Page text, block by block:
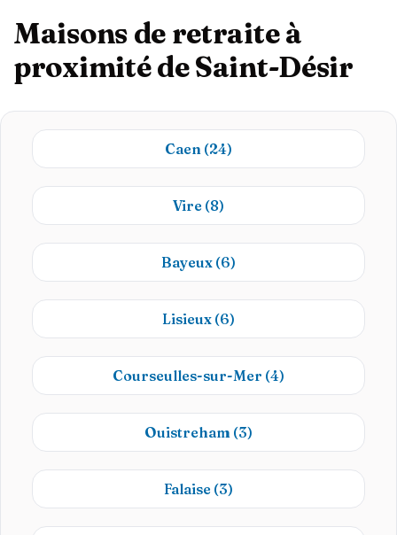
Maisons de retraite à
proximité de Saint-Désir
Caen (24)
Vire (8)
Bayeux (6)
Lisieux (6)
Courseulles-sur-Mer (4)
Ouistreham (3)
Falaise (3)